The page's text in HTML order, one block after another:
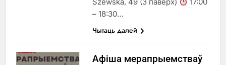
– 18:30…
Чытаць далей
Афіша мерапрыемстваў